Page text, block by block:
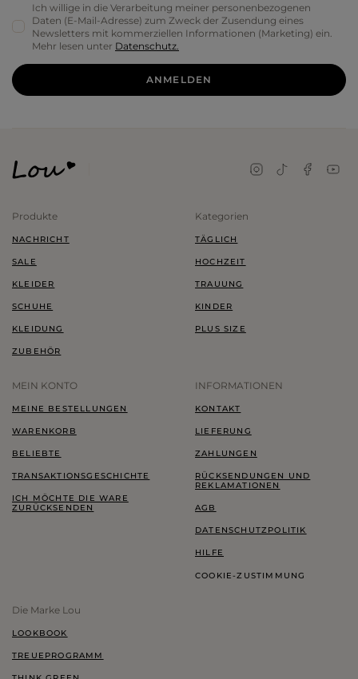
Ich willige in die Verarbeitung meiner personenbezogenen
Daten (E-Mail-Adresse) zum Zweck der Zusendung eines
Newsletters mit kommerziellen Informationen (Marketing) ein.
Mehr lesen unter Datenschutz.
ANMELDEN
Produkte
NACHRICHT
SALE
KLEIDER
SCHUHE
KLEIDUNG
ZUBEHÖR
Kategorien
TÄGLICH
HOCHZEIT
TRAUUNG
KINDER
PLUS SIZE
MEIN KONTO
MEINE BESTELLUNGEN
WARENKORB
BELIEBTE
TRANSAKTIONSGESCHICHTE
ICH MÖCHTE DIE WARE
ZURÜCKSENDEN
INFORMATIONEN
KONTAKT
LIEFERUNG
ZAHLUNGEN
RÜCKSENDUNGEN UND
REKLAMATIONEN
AGB
DATENSCHUTZPOLITIK
HILFE
COOKIE-ZUSTIMMUNG
Die Marke Lou
LOOKBOOK
TREUEPROGRAMM